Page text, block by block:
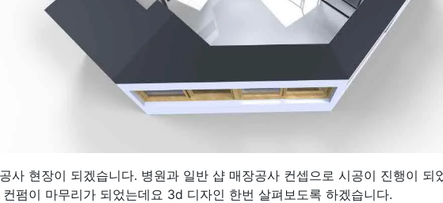
사 현장이 되겠습니다. 병원과 일반 샵 매장공사 컨셉으로 시공이 진행이 되
컨펌이 마무리가 되었는데요 3d 디자인 한번 살펴보도록 하겠습니다.